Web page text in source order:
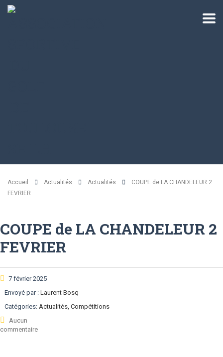
Accueil Actualités Actualités
COUPE de LA CHANDELEUR 2
FEVRIER
COUPE de LA CHANDELEUR 2
FEVRIER
7 février 2025
Envoyé par : Laurent Bosq
Catégories: Actualités, Compétitions
Aucun
commentaire